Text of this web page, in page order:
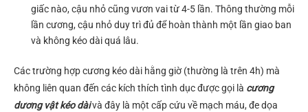
giấc nào, cậu nhỏ cũng vươn vai từ 4-5 lần. Thông thường mỗi
lần cương, cậu nhỏ duy trì đủ để hoàn thành một lần giao ban
và không kéo dài quá lâu.
Các trường hợp cương kéo dài hằng giờ (thường là trên 4h) mà
không liên quan đến các kích thích tình dục được gọi là cương
dương vật kéo dàivà đây là một cấp cứu về mạch máu, đe dọa